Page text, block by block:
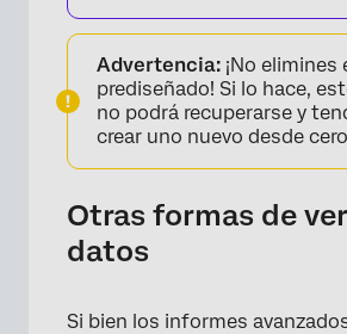
Advertencia: ¡No
prediseñado! Si lo hace,
no podrá recuperarse y
crear uno nuevo desde
Otras formas de
datos
Si bien los informes